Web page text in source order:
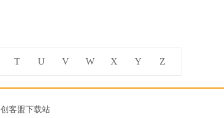
T U V W X Y Z
创客盟下载站